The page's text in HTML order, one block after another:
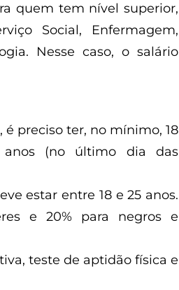
quem tem nível superior,
Social, Enfermagem,
Nesse caso, o salário
preciso ter, no mínimo, 18
(no último dia das
estar entre 18 e 25 anos.
e 20% para negros e
teste de aptidão física e